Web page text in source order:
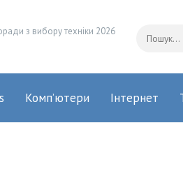
з вибору техніки 2026
Комп’ютери Інтернет